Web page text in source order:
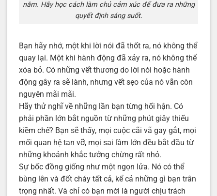
năm. Hãy học cách làm chủ cảm xúc để đưa ra những
quyết định sáng suốt.
Bạn hãy nhớ, một khi lời nói đã thốt ra, nó không thể
quay lại. Một khi hành động đã xảy ra, nó không thể
xóa bỏ. Có những vết thương do lời nói hoặc hành
động gây ra sẽ lành, nhưng vết sẹo của nó vẫn còn
nguyên mãi mãi.
Hãy thử nghĩ về những lần bạn từng hối hận. Có
phải phần lớn bắt nguồn từ những phút giây thiếu
kiềm chế? Bạn sẽ thấy, mọi cuộc cãi vã gay gắt, mọi
mối quan hệ tan vỡ, mọi sai lầm lớn đều bắt đầu từ
những khoảnh khắc tưởng chừng rất nhỏ.
Sự bốc đồng giống như một ngọn lửa. Nó có thể
bùng lên và đốt cháy tất cả, kể cả những gì bạn trân
trọng nhất. Và chỉ có bạn mới là người chịu trách